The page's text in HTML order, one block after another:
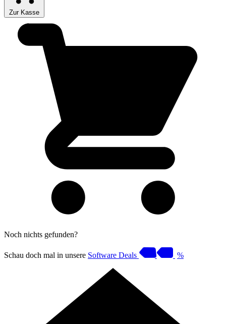
Zur Kasse
Noch nichts gefunden?
Schau doch mal in unsere Software Deals %